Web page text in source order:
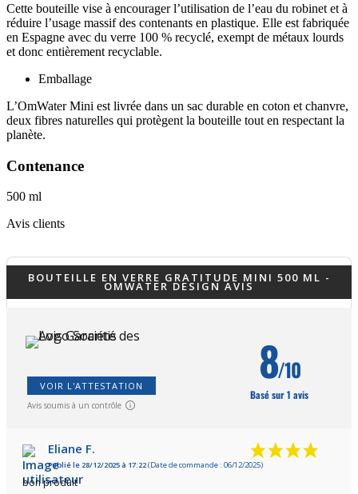
Cette bouteille vise à encourager l’utilisation de l’eau du robinet et à
réduire l’usage massif des contenants en plastique. Elle est fabriquée
en Espagne avec du verre 100 % recyclé, exempt de métaux lourds
et donc entièrement recyclable.
Emballage
L’OmWater Mini est livrée dans un sac durable en coton et chanvre,
deux fibres naturelles qui protègent la bouteille tout en respectant la
planète.
Contenance
500 ml
Avis clients
BOUTEILLE EN VERRE GRATITUDE MINI 500 ML -
OMWATER DESIGN AVIS
VOIR L'ATTESTATION
Avis soumis à un contrôle
8/10
Basé sur 1 avis
Eliane F.
Publié le 28/12/2025 à 17:22(Date de commande : 06/12/2025)
bon produit